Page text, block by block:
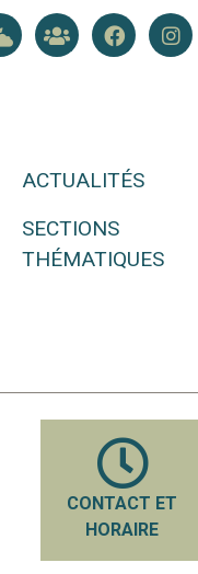
ACTUALITÉS
SECTIONS
THÉMATIQUES
CONTACT ET
HORAIRE